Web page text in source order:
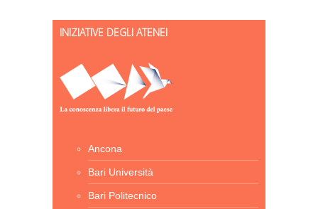
INIZIATIVE DEGLI ATENEI
Ancona
Bari Università
Bari Politecnico